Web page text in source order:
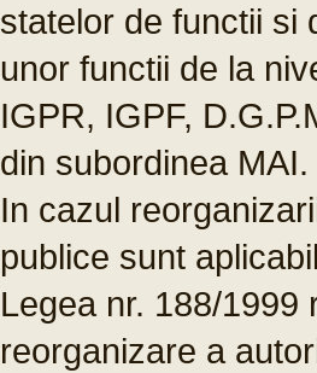
statelor de functii si
unor functii de la
IGPR, IGPF,
din subordinea MAI.
In cazul
publice sunt
Legea nr. 188/1999
reorganizare a